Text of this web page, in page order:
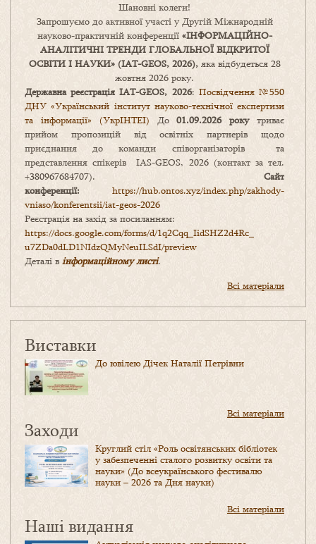
Шановні колеги!
Запрошуємо до активної участі у Другій Міжнародній
науково-практичній конференції «ІНФОРМАЦІЙНО-
АНАЛІТИЧНІ ТРЕНДИ ГЛОБАЛЬНОЇ ВІДКРИТОЇ
ОСВІТИ І НАУКИ» (IAT-GEOS, 2026),яка відбудеться 28
жовтня 2026 року.
Державна реєстрація IAT-GEOS, 2026: Посвідчення №550
ДНУ «Український інститут науково-технічної експертизи
та інформації» (УкрІНТЕІ) До01.09.2026 рокутриває
прийом пропозицій від освітніх партнерів щодо
приєднання до команди співорганізаторів та
представлення спікерів IAS-GEOS, 2026 (контакт за тел.
+380967684707). Сайт
конференції: https://hub.ontos.xyz/index.php/zakhody-
vniaso/konferentsii/iat-geos-2026
Реєстрація на захід за посиланням:
https://docs.google.com/forms/d/1q2Cqq_IidSHZ2d4Rc_
u7ZDa0dLD1NIdzQMyNeuILSdI/preview
Деталі в інформаційному листі.
Всі матеріали
Виставки
До ювілею Дічек Наталії Петрівни
Всі матеріали
Заходи
Круглий стіл «Роль освітянських бібліотек
у забезпеченні сталого розвитку освіти та
науки» (До всеукраїнського фестивалю
науки – 2026 та Дня науки)
Всі матеріали
Наші видання